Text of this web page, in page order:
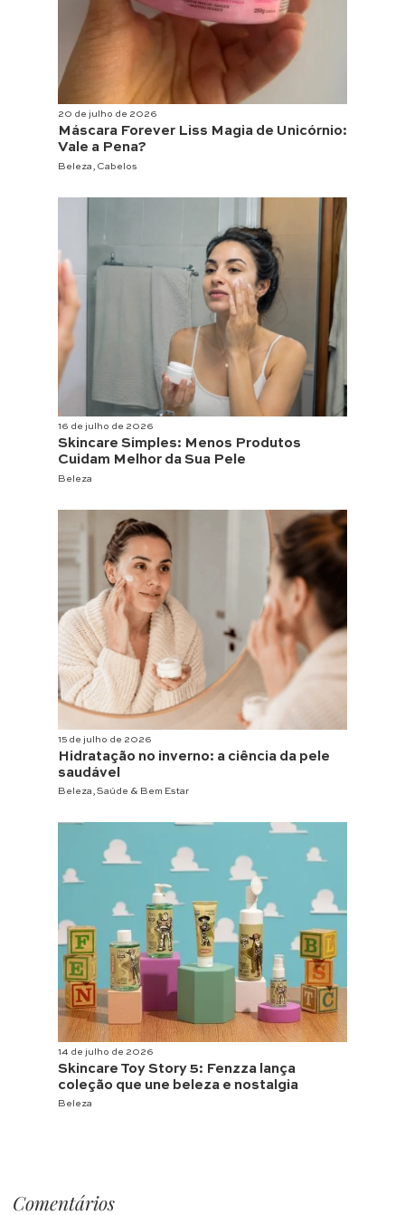
20 de julho de 2026
Máscara Forever Liss Magia de Unicórnio:
Vale a Pena?
Beleza Cabelos
16 de julho de 2026
Skincare Simples: Menos Produtos
Cuidam Melhor da Sua Pele
Beleza
15 de julho de 2026
Hidratação no inverno: a ciência da pele
saudável
Beleza Saúde & Bem Estar
14 de julho de 2026
Skincare Toy Story 5: Fenzza lança
coleção que une beleza e nostalgia
Beleza
Comentários